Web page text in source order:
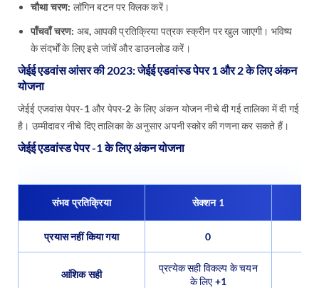
चौथा चरण: लॉगिन बटन पर क्लिक करें।
पाँचवाँ चरण: अब, आपकी प्रतिक्रिया पत्रक स्क्रीन पर खुल जाएगी। भविष्य
के संदर्भों के लिए इसे जांचें और डाउनलोड करें।
जेईई एडवांस आंसर की 2023: जेईई एडवांस्ड पेपर 1 और 2 के लिए अंकन
योजना
जेईई एजवांस पेपर-1 और पेपर-2 के लिए अंकन योजन नीचे दी गई तालिका में दी गई
है। उम्मीदावर नीचे दिए तालिका के अनुसार अपनी स्कोर की गणना कर सकते हैं।
जेईई एडवांस्ड पेपर -1 के लिए अंकन योजना
संभव प्रतिक्रिया सेक्शन 1
प्रयास नहीं किया गया 0
आंशिक सही
प्रत्येक सही विकल्प के चयन
के लिए +1